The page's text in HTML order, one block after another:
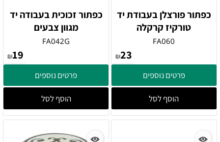
כפתור פורצלן בעבודת יד
טורקיז קרקלה
FA060
₪23
פרטים נוספים
הוסף לסל
כפתור זכוכית בעבודה יד
מגוון צבעים
FA042G
₪19
פרטים נוספים
הוסף לסל